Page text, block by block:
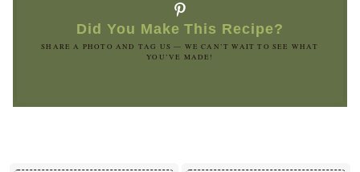
Did You Make This Recipe?
SHARE A PHOTO AND TAG US — WE CAN’T WAIT TO SEE WHAT
YOU’VE MADE!